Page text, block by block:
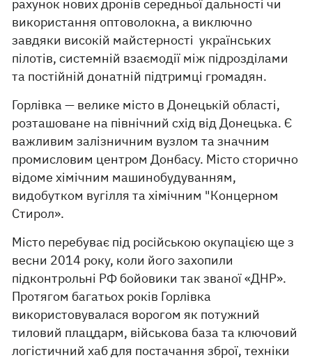
рахунок нових дронів середньої дальності чи
використання оптоволокна, а виключно
завдяки високій майстерності українських
пілотів, системній взаємодії між підрозділами
та постійній донатній підтримці громадян.
Горлівка — велике місто в Донецькій області,
розташоване на північний схід від Донецька. Є
важливим залізничним вузлом та значним
промисловим центром Донбасу. Місто сторично
відоме хімічним машинобудуванням,
видобутком вугілля та хімічним "Концерном
Стирол».
Місто перебуває під російською окупацією ще з
весни 2014 року, коли його захопили
підконтрольні РФ бойовики так званої «ДНР».
Протягом багатьох років Горлівка
використовувалася ворогом як потужний
тиловий плацдарм, військова база та ключовий
логістичний хаб для постачання зброї, техніки